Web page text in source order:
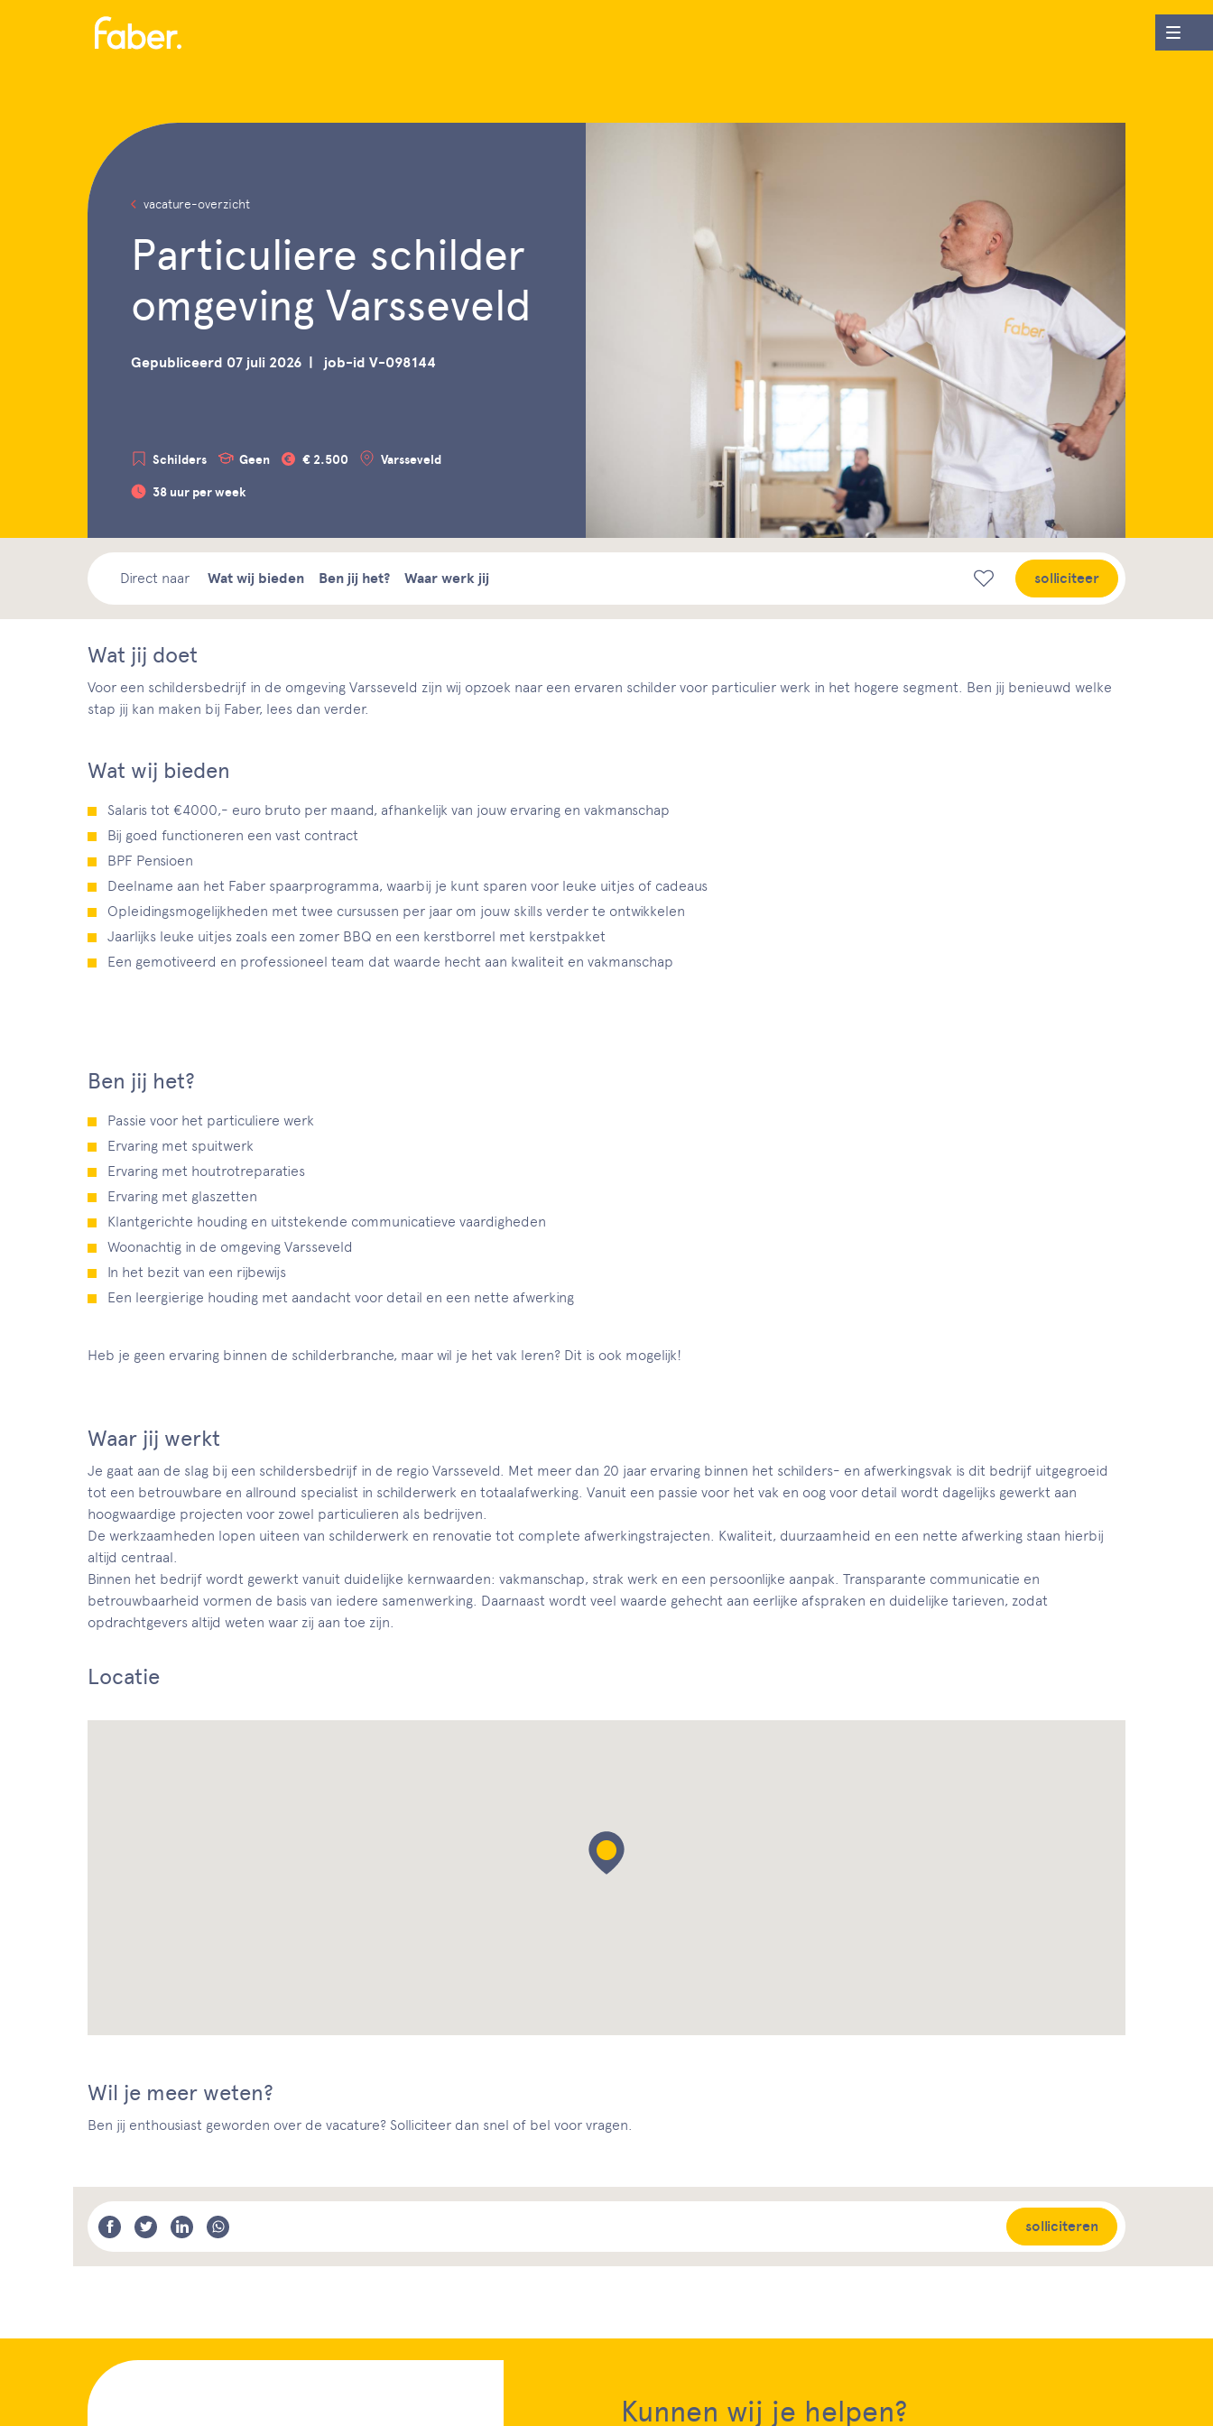
vacature-overzicht
Particuliere schilder
omgeving Varsseveld
Gepubliceerd 07 juli 2026 job-id V-098144
Schilders Geen € 2.500 Varsseveld
38 uur per week
Direct naar Wat wij bieden Ben jij het? Waar werk jij solliciteer
Wat jij doet
Voor een schildersbedrijf in de omgeving Varsseveld zijn wij opzoek naar een ervaren schilder voor particulier werk in het hogere segment. Ben jij benieuwd welke
stap jij kan maken bij Faber, lees dan verder.
Wat wij bieden
Salaris tot €4000,- euro bruto per maand, afhankelijk van jouw ervaring en vakmanschap
Bij goed functioneren een vast contract
BPF Pensioen
Deelname aan het Faber spaarprogramma, waarbij je kunt sparen voor leuke uitjes of cadeaus
Opleidingsmogelijkheden met twee cursussen per jaar om jouw skills verder te ontwikkelen
Jaarlijks leuke uitjes zoals een zomer BBQ en een kerstborrel met kerstpakket
Een gemotiveerd en professioneel team dat waarde hecht aan kwaliteit en vakmanschap
Ben jij het?
Passie voor het particuliere werk
Ervaring met spuitwerk
Ervaring met houtrotreparaties
Ervaring met glaszetten
Klantgerichte houding en uitstekende communicatieve vaardigheden
Woonachtig in de omgeving Varsseveld
In het bezit van een rijbewijs
Een leergierige houding met aandacht voor detail en een nette afwerking
Heb je geen ervaring binnen de schilderbranche, maar wil je het vak leren? Dit is ook mogelijk!
Waar jij werkt
Je gaat aan de slag bij een schildersbedrijf in de regio Varsseveld. Met meer dan 20 jaar ervaring binnen het schilders- en afwerkingsvak is dit bedrijf uitgegroeid
tot een betrouwbare en allround specialist in schilderwerk en totaalafwerking. Vanuit een passie voor het vak en oog voor detail wordt dagelijks gewerkt aan
hoogwaardige projecten voor zowel particulieren als bedrijven.
De werkzaamheden lopen uiteen van schilderwerk en renovatie tot complete afwerkingstrajecten. Kwaliteit, duurzaamheid en een nette afwerking staan hierbij
altijd centraal.
Binnen het bedrijf wordt gewerkt vanuit duidelijke kernwaarden: vakmanschap, strak werk en een persoonlijke aanpak. Transparante communicatie en
betrouwbaarheid vormen de basis van iedere samenwerking. Daarnaast wordt veel waarde gehecht aan eerlijke afspraken en duidelijke tarieven, zodat
opdrachtgevers altijd weten waar zij aan toe zijn.
Locatie
Wil je meer weten?
Ben jij enthousiast geworden over de vacature? Solliciteer dan snel of bel voor vragen.
solliciteren
Kunnen wij je helpen?